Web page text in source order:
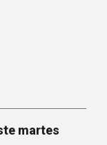
martes